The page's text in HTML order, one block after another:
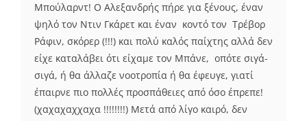
Μπούλαρντ! Ο Αλεξανδρής πήρε για ξένους, έναν
ψηλό τον Ντιν Γκάρετ και έναν κοντό τον Τρέβορ
Ράφιν, σκόρερ (!!!) και πολύ καλός παίχτης αλλά δεν
είχε καταλάβει ότι είχαμε τον Μπάνε, οπότε σιγά-
σιγά, ή θα άλλαζε νοοτροπία ή θα έφευγε, γιατί
έπαιρνε πιο πολλές προσπάθειες από όσο έπρεπε!
(χαχαχαχχαχα !!!!!!!!) Μετά από λίγο καιρό, δεν